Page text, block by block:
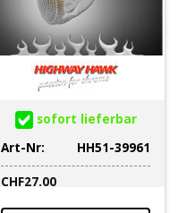
sofort lieferbar
Art-Nr:
HH51-39961
CHF27.00